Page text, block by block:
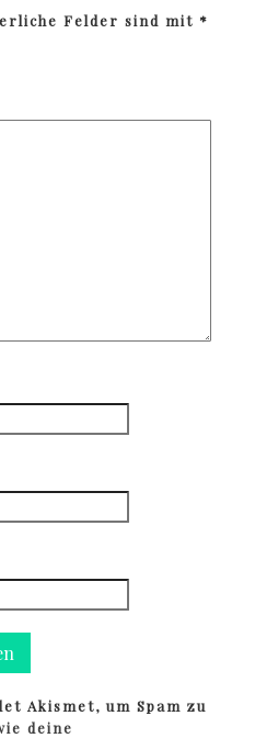
Felder sind mit *
Akismet, um Spam zu
deine